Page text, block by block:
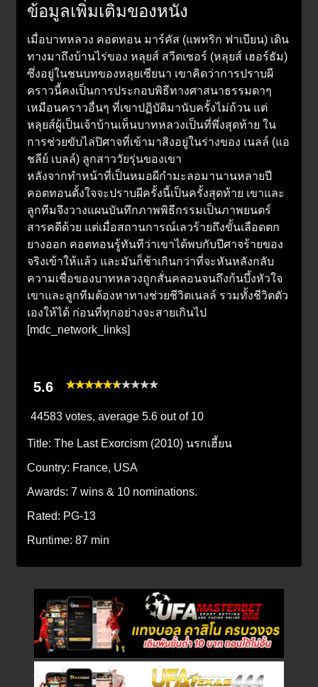
ข้อมูลเพิ่มเติมของหนัง
เมื่อบาทหลวง คอตทอน มาร์คัส (แพทริก ฟาเบียน) เดิน
ทางมาถึงบ้านไร่ของ หลุยส์ สวีตเซอร์ (หลุยส์ เฮอร์ธัม)
ซึ่งอยู่ในชนบทของหลุยเซียนา เขาคิดว่าการปราบผี
คราวนี้คงเป็นการประกอบพิธีทางศาสนาธรรมดาๆ
เหมือนคราวอื่นๆ ที่เขาปฏิบัติมานับครั้งไม่ถ้วน แต่
หลุยส์ผู้เป็นเจ้าบ้านเห็นบาทหลวงเป็นที่พึ่งสุดท้าย ใน
การช่วยขับไล่ปิศาจที่เข้ามาสิงอยู่ในร่างของ เนลล์ (แอ
ชลีย์ เบลล์) ลูกสาววัยรุ่นของเขา
หลังจากทำหน้าที่เป็นหมอผีกำมะลอมานานหลายปี
คอตทอนตั้งใจจะปราบผีครั้งนี้เป็นครั้งสุดท้าย เขาและ
ลูกทีมจึงวางแผนบันทึกภาพพิธีกรรมเป็นภาพยนตร์
สารคดีด้วย แต่เมื่อสถานการณ์เลวร้ายถึงขั้นเลือดตก
ยางออก คอตทอนรู้ทันทีว่าเขาได้พบกับปีศาจร้ายของ
จริงเข้าให้แล้ว และมันก็ช้าเกินกว่าที่จะหันหลังกลับ
ความเชื่อของบาทหลวงถูกสั่นคลอนจนถึงก้นบึ้งหัวใจ
เขาและลูกทีมต้องหาทางช่วยชีวิตเนลล์ รวมทั้งชีวิตตัว
เองให้ได้ ก่อนที่ทุกอย่างจะสายเกินไป
[mdc_network_links]
5.6
44583 votes, average 5.6 out of 10
Title: The Last Exorcism (2010) นรกเฮี้ยน
Country: France, USA
Awards: 7 wins & 10 nominations.
Rated: PG-13
Runtime: 87 min